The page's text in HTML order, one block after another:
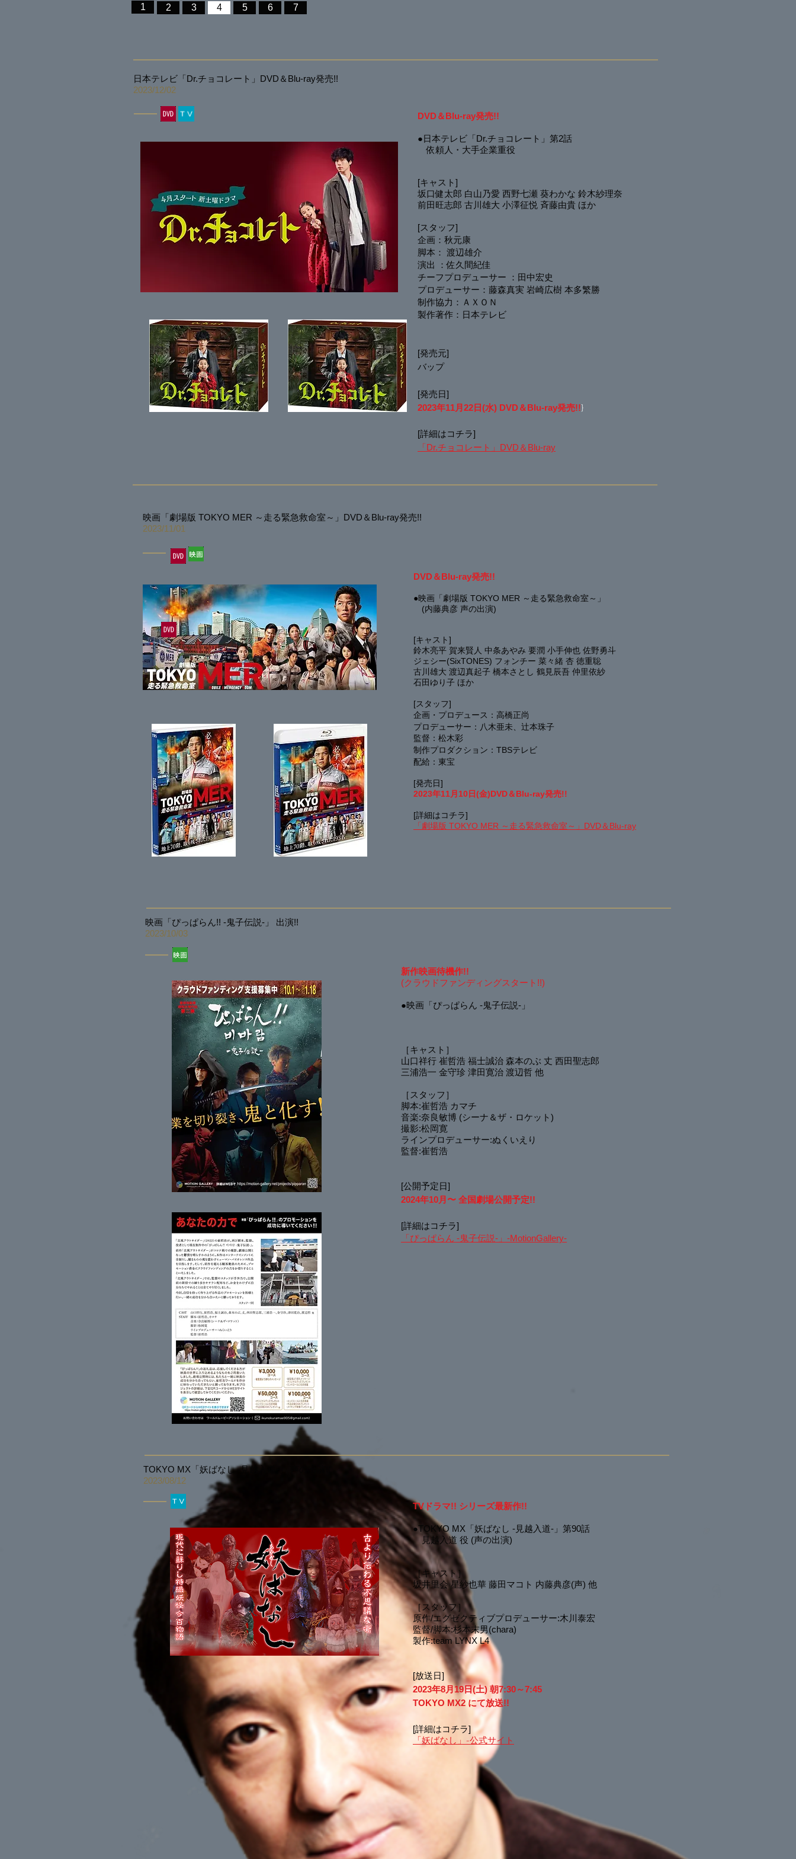
1 2 3 4 5 6 7
映画「劇場版 TOKYO MER ～走る緊急救命室～」DVD＆Blu-ray発売!!
2023/11/01
DVD＆Blu-ray発売!!
●映画「 劇場版 TOKYO MER ～走る緊急救命室～ 」
(内藤典彦 声の出演)
[キャスト]
鈴木亮平 賀来賢人 中条あやみ 要潤 小手伸也 佐野勇斗
ジェシー(SixTONES) フォンチー 菜々緒 杏 徳重聡
古川雄大 渡辺真起子 橋本さとし 鶴見辰吾 仲里依紗
石田ゆり子 ほか
[スタッフ]
企画・プロデュース：高橋正尚
プロデューサー：八木亜未、辻本珠子
監督：松木彩
制作プロダクション：TBSテレビ
配給：東宝
[発売日]
2023年11月10日(金)DVD＆Blu-ray発売!!
[詳細はコチラ]
「 劇場版 TOKYO MER ～走る緊急救命室～ 」DVD＆Blu-ray
映画「ぴっぱらん!! -鬼子伝説-」 出演!!
2023/10/03
新作映画待機作!!
​(クラウドファンディングスタート!!)
●映画「ぴっぱらん -鬼子伝説-」
［キャスト］
山口祥行 崔哲浩 福士誠治 森本のぶ 丈 西田聖志郎
三浦浩一 金守珍 津田寛治 渡辺哲 他
［スタッフ］
脚本:崔哲浩 カマチ
音楽:奈良敏博 (シーナ＆ザ・ロケット)
撮影:松岡寛
ラインプロデューサー:ぬくいえり
監督:崔哲浩
[公開予定日]
2024年10月〜 全国劇場公開予定!!
[詳細はコチラ]
「ぴっぱらん -鬼子伝説-」-MotionGallery-
TOKYO MX「妖ばなし -見越入道-」 声の出演!!
2023/08/12
TVドラマ!! シリーズ最新作!!
●TOKYO MX「妖ばなし -見越入道-」第90話
見越入道 役 (声の出演)
［キャスト］
坂井里会 星紗也華 藤田マコト 内藤典彦(声) 他
［スタッフ］
原作/エグゼクティブプロデューサー:木川泰宏
監督/脚本:杉本末男(chara)
製作:team LYNX L4
[放送日]
2023年8月19日(土) 朝7:30～7:45
TOKYO MX2 にて放送!!
[詳細はコチラ]
「妖ばなし」-公式サイト
日本テレビ「Dr.チョコレート」DVD＆Blu-ray発売!!
2023/12/02
DVD＆Blu-ray発売!!
●日本テレビ「Dr.チョコレート 」第2話
依頼人・大手企業重役
[キャスト]
坂口健太郎 白山乃愛 西野七瀬 葵わかな 鈴木紗理奈
前田旺志郎 古川雄大 小澤征悦 斉藤由貴 ほか
[スタッフ]
企画：秋元康
脚本： 渡辺雄介
演出 ：佐久間紀佳
チーフプロデューサー ：田中宏史
プロデューサー：藤森真実 岩崎広樹 本多繁勝
制作協力：ＡＸＯＮ
製作著作： 日本テレビ
[発売元]
バップ
[発売日]
2023年11月22日(水) DVD＆Blu-ray発売!!}
[詳細はコチラ]
「Dr.チョコレート」DVD＆Blu-ray